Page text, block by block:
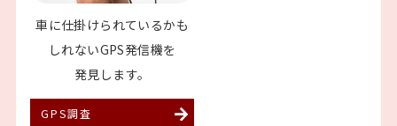
車に仕掛けられているかも
しれないGPS発信機を
発見します。
GPS調査